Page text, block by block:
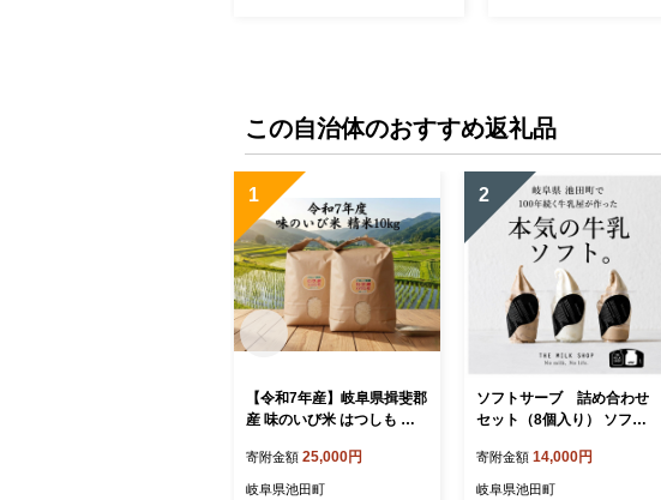
この自治体のおすすめ返礼品
1
【令和7年産】岐阜県揖斐郡
産 味のいび米 はつしも 精
寄附金額 25,000円
岐阜県池田町
2
ソフトサーブ 詰め合わせ
セット（8個入り） ソフト
抹茶 キャラメルナッツ チョ
コトッピング ミックスベリ
寄附金額 14,000円
岐阜県池田町